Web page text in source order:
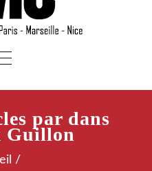
MASQUER
par dans
Guillon